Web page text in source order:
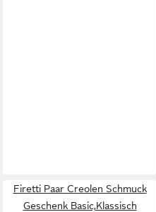
Firetti Paar Creolen Schmuck
Geschenk Basic,Klassisch